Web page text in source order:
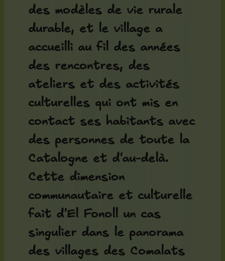
des modèles de vie rurale
durable, et le village a
accueilli au fil des années
des rencontres, des
ateliers et des activités
culturelles qui ont mis en
contact ses habitants avec
des personnes de toute la
Catalogne et d'au-delà.
Cette dimension
communautaire et culturelle
fait d'El Fonoll un cas
singulier dans le panorama
des villages des Comalats